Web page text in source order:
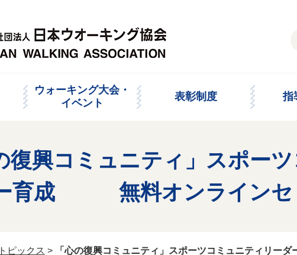
ウォーキング大会・
イベント
表彰制度 指
復興コミュニティ」スポー
育成 無料オンラインセ
ピックス >
「心の復興コミュニティ」スポーツコミュニティリ